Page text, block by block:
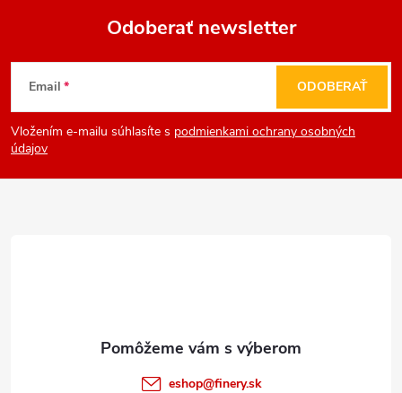
Z
á
p
Odoberať newsletter
Email
Vložením e-mailu súhlasíte s podmienkami ochrany osobných
údajov
ODOBERAŤ
eshop@finery.sk